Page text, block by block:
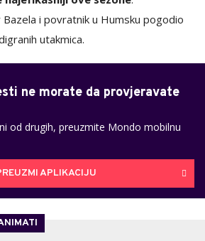
i povratnik u Humsku pogodio
utakmica.
ne morate da provjeravate
od drugih, preuzmite Mondo mobilnu
APLIKACIJU